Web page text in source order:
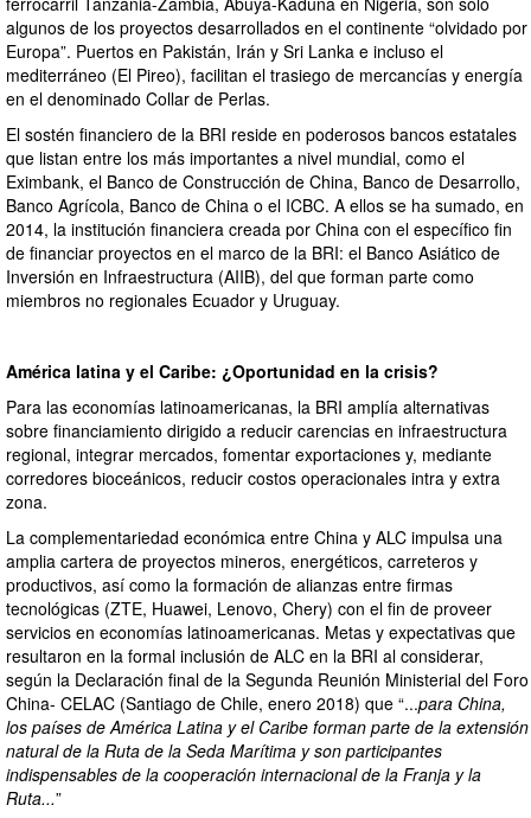
algunos de los proyectos desarrollados en el continente “olvidado por
Europa”. Puertos en Pakistán, Irán y Sri Lanka e incluso el
mediterráneo (El Pireo), facilitan el trasiego de mercancías y energía
en el denominado Collar de Perlas.
El sostén financiero de la BRI reside en poderosos bancos estatales
que listan entre los más importantes a nivel mundial, como el
Eximbank, el Banco de Construcción de China, Banco de Desarrollo,
Banco Agrícola, Banco de China o el ICBC. A ellos se ha sumado, en
2014, la institución financiera creada por China con el específico fin
de financiar proyectos en el marco de la BRI: el Banco Asiático de
Inversión en Infraestructura (AIIB), del que forman parte como
miembros no regionales Ecuador y Uruguay.
América latina y el Caribe: ¿Oportunidad en la crisis?
Para las economías latinoamericanas, la BRI amplía alternativas
sobre financiamiento dirigido a reducir carencias en infraestructura
regional, integrar mercados, fomentar exportaciones y, mediante
corredores bioceánicos, reducir costos operacionales intra y extra
zona.
La complementariedad económica entre China y ALC impulsa una
amplia cartera de proyectos mineros, energéticos, carreteros y
productivos, así como la formación de alianzas entre firmas
tecnológicas (ZTE, Huawei, Lenovo, Chery) con el fin de proveer
servicios en economías latinoamericanas. Metas y expectativas que
resultaron en la formal inclusión de ALC en la BRI al considerar,
según la Declaración final de la Segunda Reunión Ministerial del Foro
China- CELAC (Santiago de Chile, enero 2018) que “...para China,
los países de América Latina y el Caribe forman parte de la extensión
natural de la Ruta de la Seda Marítima y son participantes
indispensables de la cooperación internacional de la Franja y la
Ruta...”